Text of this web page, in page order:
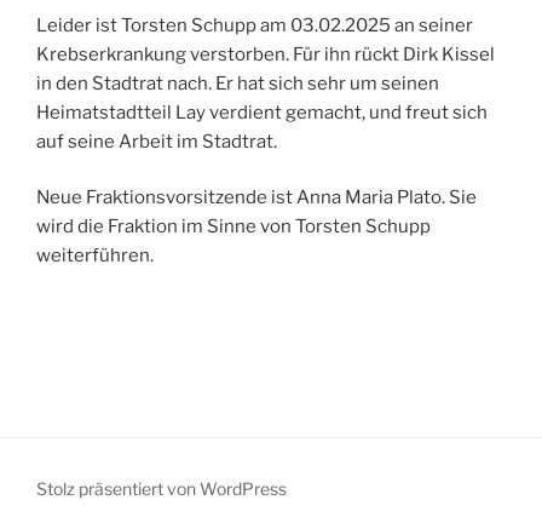
Leider ist Torsten Schupp am 03.02.2025 an seiner
Krebserkrankung verstorben. Für ihn rückt Dirk Kissel
in den Stadtrat nach. Er hat sich sehr um seinen
Heimatstadtteil Lay verdient gemacht, und freut sich
auf seine Arbeit im Stadtrat.
Neue Fraktionsvorsitzende ist Anna Maria Plato. Sie
wird die Fraktion im Sinne von Torsten Schupp
weiterführen.
Stolz präsentiert von WordPress